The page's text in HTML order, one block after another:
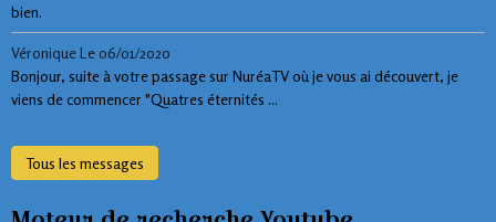
bien.
VéroniqueLe 06/01/2020
Bonjour, suite à votre passage sur NuréaTV où je vous ai découvert, je
viens de commencer "Quatres éternités ...
Tous les messages